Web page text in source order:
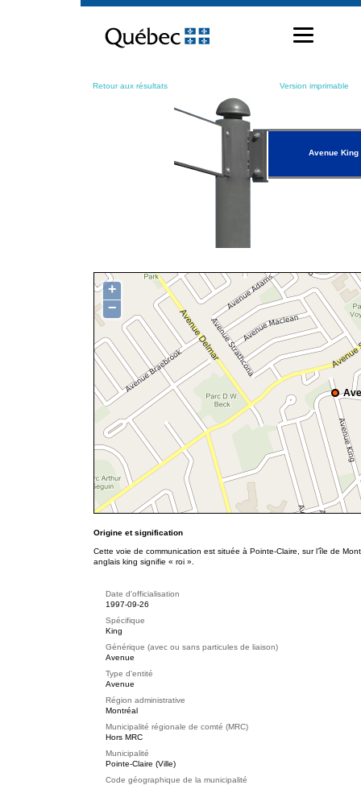
contenu
Retour aux résultats Version imprimable
Avenue King
+
−
Origine et signification
Cette voie de communication est située à Pointe-Claire, sur l’île de
anglais king signifie « roi ».
Date d'officialisation
1997-09-26
Spécifique
King
Générique (avec ou sans particules de liaison)
Avenue
Type d'entité
Avenue
Région administrative
Montréal
Municipalité régionale de comté (MRC)
Hors MRC
Municipalité
Pointe-Claire (Ville)
Code géographique de la municipalité